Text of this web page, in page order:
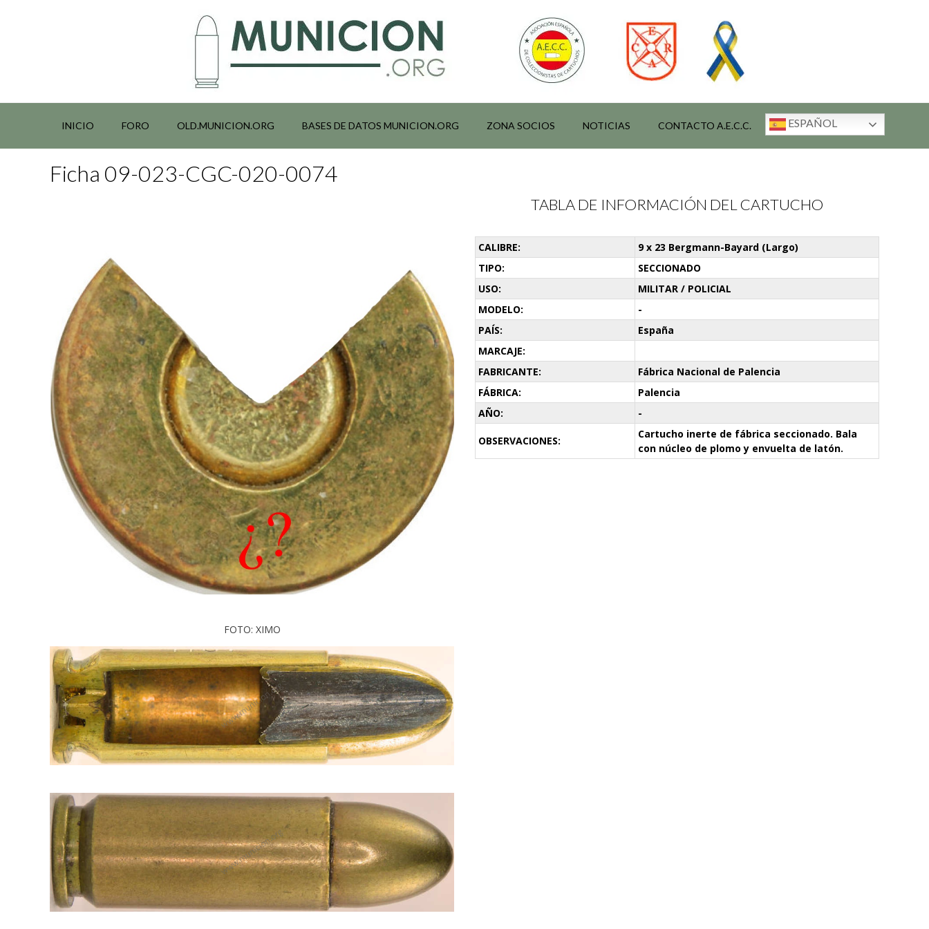
INICIO FORO OLD.MUNICION.ORG BASES DE DATOS MUNICION.ORG ZONA SOCIOS NOTICIAS CONTACTO A.E.C.C. ESPAÑOL
Ficha 09-023-CGC-020-0074
FOTO: XIMO
TABLA DE INFORMACIÓN DEL CARTUCHO
CALIBRE:
9 x 23 Bergmann-Bayard (Largo)
TIPO:
SECCIONADO
USO:
MILITAR / POLICIAL
MODELO:
-
PAÍS:
España
MARCAJE:
FABRICANTE:
Fábrica Nacional de Palencia
FÁBRICA:
Palencia
AÑO:
-
OBSERVACIONES:
Cartucho inerte de fábrica seccionado. Bala
con núcleo de plomo y envuelta de latón.